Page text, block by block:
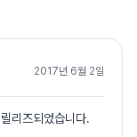
2017년 6월 2일
즈되었습니다.